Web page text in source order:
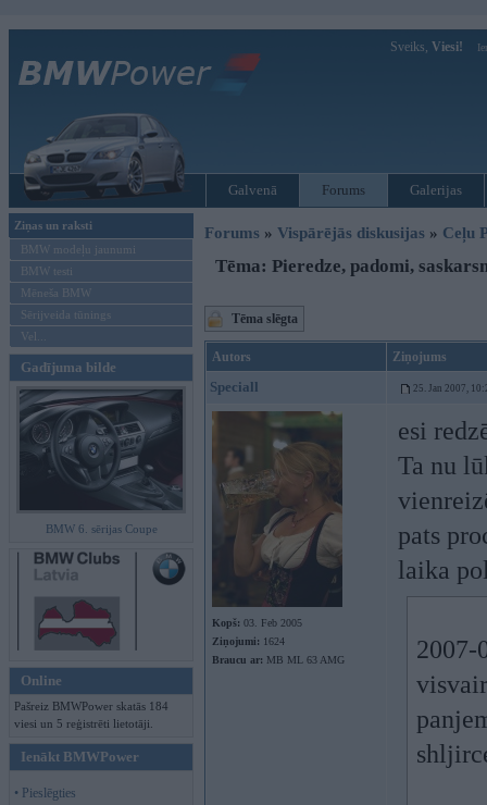
Sveiks, Viesi!
Galvenā Forums Galerijas
Ziņas un raksti
BMW modeļu jaunumi
BMW testi
Mēneša BMW
Sērijveida tūnings
Vel...
Gadījuma bilde
BMW 6. sērijas Coupe
Online
Pašreiz BMWPower skatās 184
viesi un 5 reģistrēti lietotāji.
Ienākt BMWPower
• Pieslēgties
Forums » Vispārējās diskusijas » Ceļu
Tēma: Pieredze, padomi,
Tēma slēgta
Autors Ziņojums
Speciall 25. Jan 2007,
Kopš: 03. Feb 2005
Ziņojumi: 1624
Braucu ar: MB ML 63 AMG
esi
Ta nu
pats
laika
2007-